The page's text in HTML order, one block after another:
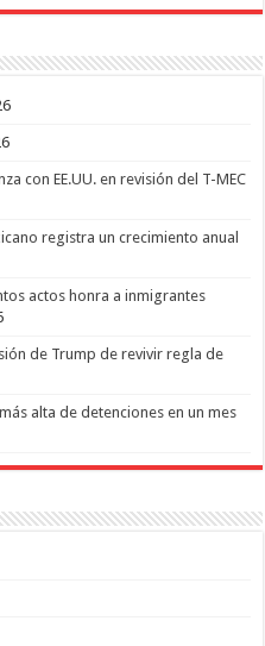
con EE.UU. en revisión del T-MEC
registra un crecimiento anual
actos honra a inmigrantes
de Trump de revivir regla de
alta de detenciones en un mes